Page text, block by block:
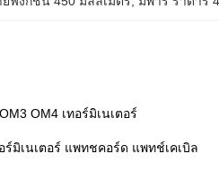
OM4 เทอร์มิเนเตอร์
ร์มิเนเตอร์ แพทชคอร์ด แพทช์เคเบิล